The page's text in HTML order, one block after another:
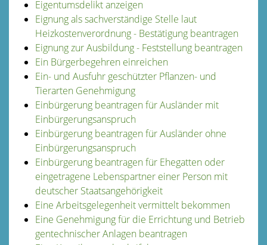
Eigentumsdelikt anzeigen
Eignung als sachverständige Stelle laut
Heizkostenverordnung - Bestätigung beantragen
Eignung zur Ausbildung - Feststellung beantragen
Ein Bürgerbegehren einreichen
Ein- und Ausfuhr geschützter Pflanzen- und
Tierarten Genehmigung
Einbürgerung beantragen für Ausländer mit
Einbürgerungsanspruch
Einbürgerung beantragen für Ausländer ohne
Einbürgerungsanspruch
Einbürgerung beantragen für Ehegatten oder
eingetragene Lebenspartner einer Person mit
deutscher Staatsangehörigkeit
Eine Arbeitsgelegenheit vermittelt bekommen
Eine Genehmigung für die Errichtung und Betrieb
gentechnischer Anlagen beantragen